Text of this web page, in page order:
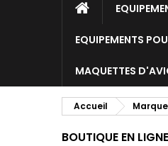
EQUIPEMENTS
MAQUETTES
Accueil
BOUTIQUE EN LIGNE